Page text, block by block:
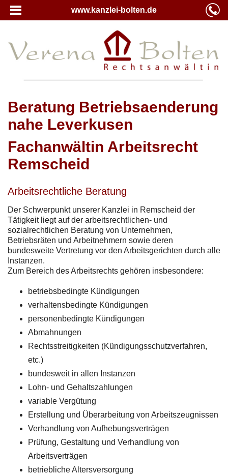
www.kanzlei-bolten.de
Beratung Betriebsaenderung
nahe Leverkusen
Fachanwältin Arbeitsrecht
Remscheid
Arbeitsrechtliche Beratung
Der Schwerpunkt unserer Kanzlei in Remscheid der
Tätigkeit liegt auf der arbeitsrechtlichen- und
sozialrechtlichen Beratung von Unternehmen,
Betriebsräten und Arbeitnehmern sowie deren
bundesweite Vertretung vor den Arbeitsgerichten durch alle
Instanzen.
Zum Bereich des Arbeitsrechts gehören insbesondere:
betriebsbedingte Kündigungen
verhaltensbedingte Kündigungen
personenbedingte Kündigungen
Abmahnungen
Rechtsstreitigkeiten (Kündigungsschutzverfahren,
etc.)
bundesweit in allen Instanzen
Lohn- und Gehaltszahlungen
variable Vergütung
Erstellung und Überarbeitung von Arbeitszeugnissen
Verhandlung von Aufhebungsverträgen
Prüfung, Gestaltung und Verhandlung von
Arbeitsverträgen
betriebliche Altersversorgung